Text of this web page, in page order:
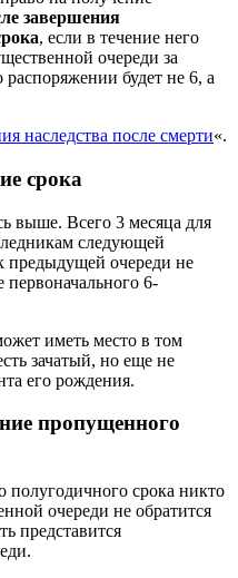
завершения
, если в течение него
очереди за
будет не 6, а
наследства после смерти«.
срока
выше. Всего 3 месяца для
следующей
предыдущей очереди не
первоначального 6-
иметь место в том
зачатый, но еще не
его рождения.
пропущенного
полугодичного срока никто
очереди не обратится
представится